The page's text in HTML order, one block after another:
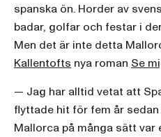
spanska ön. Horder av
badar, golfar och festar i
Men det är inte detta
Kallentofts nya roman Se
— Jag har alltid vetat att
flyttade hit för fem år
Mallorca på många sätt